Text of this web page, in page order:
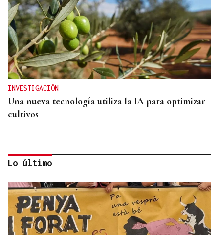
INVESTIGACIÓN
Una nueva tecnología utiliza la IA para optimizar
cultivos
Lo último